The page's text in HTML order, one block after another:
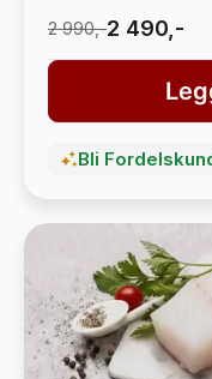
2 990,-2 490,-
Bli